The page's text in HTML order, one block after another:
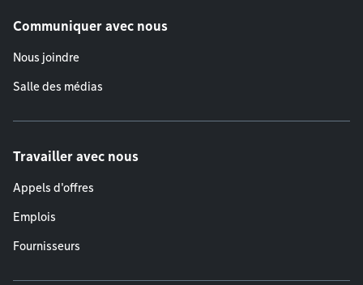
Communiquer avec nous
Nous joindre
Salle des médias
Travailler avec nous
Appels d'offres
Emplois
Fournisseurs